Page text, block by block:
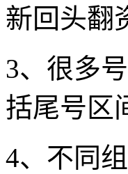
新回头翻
3、很多
括尾号区
4、不同